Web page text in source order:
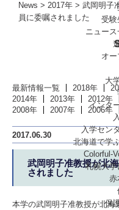
受験
ニュース
オ
大
インタ
入学セン
北海道で学
Colorful-
札幌大学
赤
保
News > 2017年 > 武岡明子
員に委嘱されました
最新情報一覧 2018年
2014年
2013年 2012年
2008年
2007年 2006年
2017.06.30
武岡明子准教授が北
されました
本学の武岡明子准教授が北海